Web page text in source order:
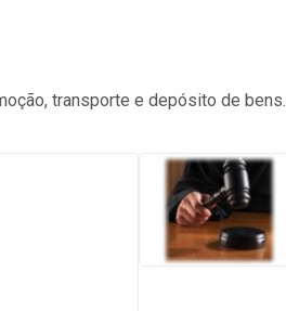
transporte e depósito de bens.